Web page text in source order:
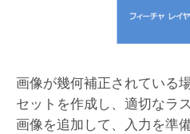
画像が幾何補正されている
セットを作成し、適切なラ
画像を追加して、入力を準